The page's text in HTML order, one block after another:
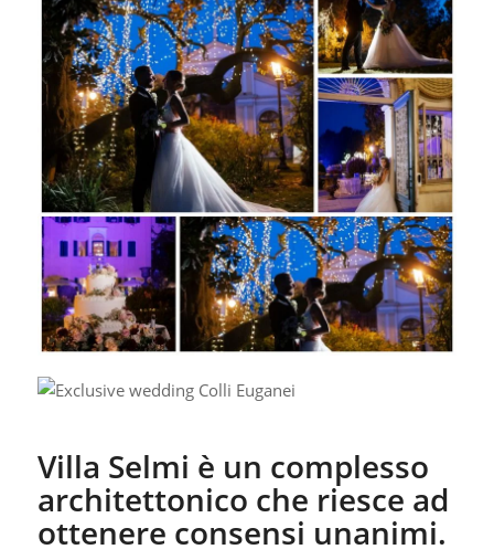
Villa Selmi è un complesso
architettonico che riesce ad
ottenere consensi unanimi.